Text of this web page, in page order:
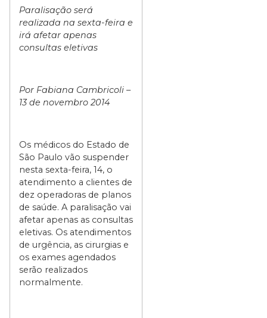
Paralisação será
realizada na sexta-feira e
irá afetar apenas
consultas eletivas
Por Fabiana Cambricoli –
13 de novembro 2014
Os médicos do Estado de
São Paulo vão suspender
nesta sexta-feira, 14, o
atendimento a clientes de
dez operadoras de planos
de saúde. A paralisação vai
afetar apenas as consultas
eletivas. Os atendimentos
de urgência, as cirurgias e
os exames agendados
serão realizados
normalmente.